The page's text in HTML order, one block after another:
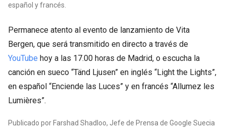
español y francés.
Permanece atento al evento de lanzamiento de Vita
Bergen, que será transmitido en directo a través de
YouTube hoy a las 17.00 horas de Madrid, o escucha la
canción en sueco “Tänd Ljusen” en inglés “Light the Lights”,
en español “Enciende las Luces” y en francés “Allumez les
Lumières”.
Publicado por Farshad Shadloo, Jefe de Prensa de Google Suecia